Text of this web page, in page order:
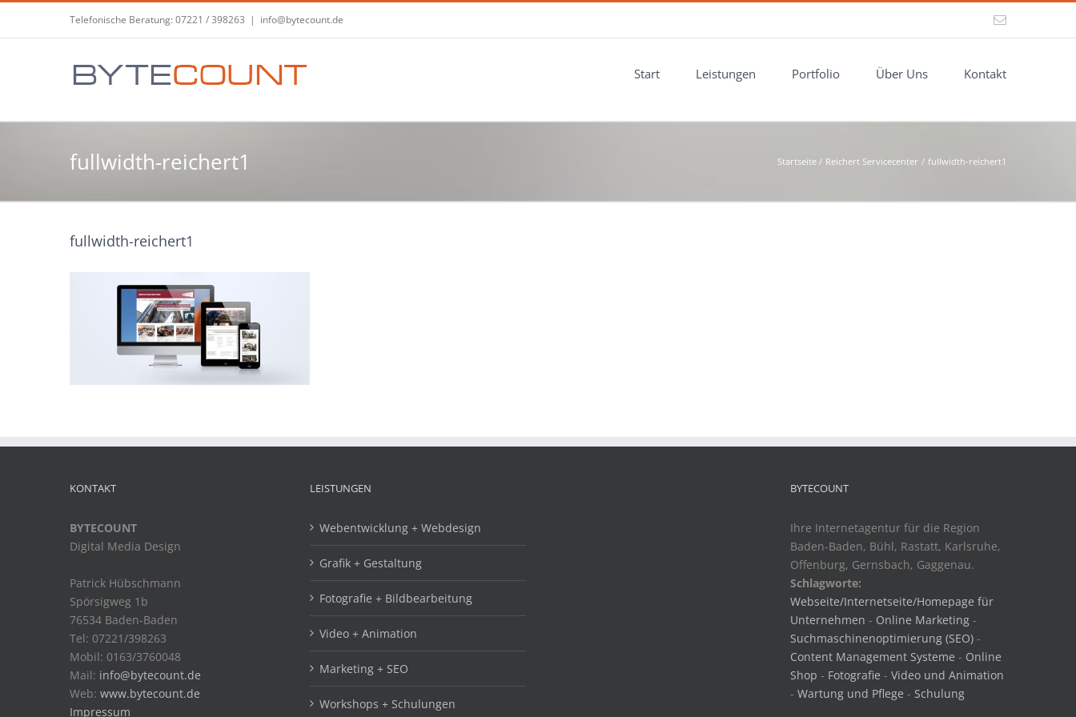
Telefonische Beratung: 07221 / 398263 | info@bytecount.de
E-
Start Leistungen Portfolio Über Uns Kontakt
fullwidth-reichert1 Startseite Reichert Servicecenter fullwidth-reichert1
fullwidth-reichert1
KONTAKT
BYTECOUNT
Digital Media Design
Patrick Hübschmann
Spörsigweg 1b
76534 Baden-Baden
Tel: 07221/398263
Mobil: 0163/3760048
Mail: info@bytecount.de
Web: www.bytecount.de
Impressum
LEISTUNGEN
Webentwicklung + Webdesign
Grafik + Gestaltung
Fotografie + Bildbearbeitung
Video + Animation
Marketing + SEO
Workshops + Schulungen
BYTECOUNT
Ihre Internetagentur für die Region
Baden-Baden, Bühl, Rastatt, Karlsruhe,
Offenburg, Gernsbach, Gaggenau.
Schlagworte:
Webseite/Internetseite/Homepage für
Unternehmen - Online Marketing -
Suchmaschinenoptimierung (SEO) -
Content Management Systeme - Online
Shop - Fotografie - Video und Animation
- Wartung und Pflege - Schulung